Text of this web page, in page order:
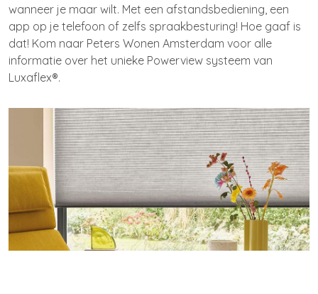
wanneer je maar wilt. Met een afstandsbediening, een
app op je telefoon of zelfs spraakbesturing! Hoe gaaf is
dat! Kom naar Peters Wonen Amsterdam voor alle
informatie over het unieke Powerview systeem van
Luxaflex®.